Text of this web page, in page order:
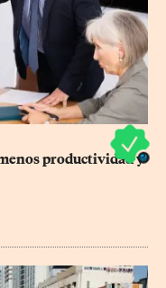
productividad y